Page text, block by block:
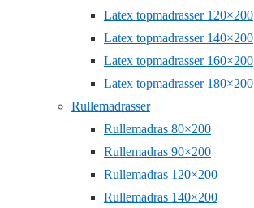
Latex topmadrasser 120×200
Latex topmadrasser 140×200
Latex topmadrasser 160×200
Latex topmadrasser 180×200
Rullemadrasser
Rullemadras 80×200
Rullemadras 90×200
Rullemadras 120×200
Rullemadras 140×200